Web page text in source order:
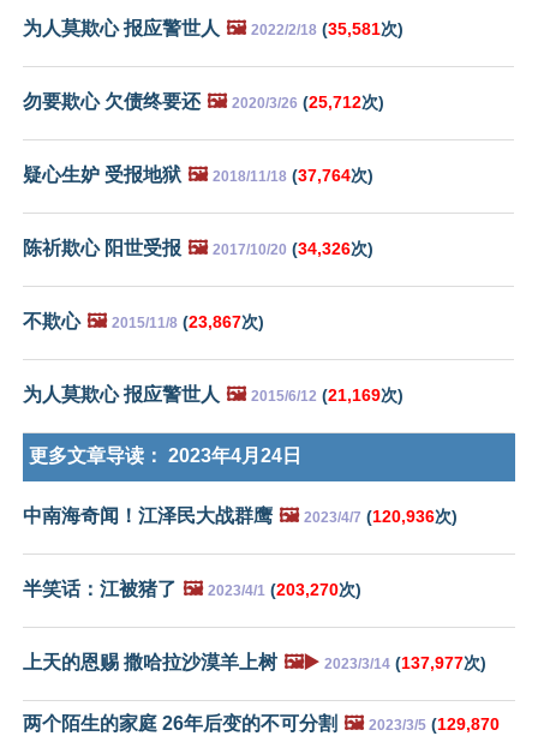
为人莫欺心 报应警世人 🖼️ 2022/2/18 (35,581次)
勿要欺心 欠债终要还 🖼️ 2020/3/26 (25,712次)
疑心生妒 受报地狱 🖼️ 2018/11/18 (37,764次)
陈祈欺心 阳世受报 🖼️ 2017/10/20 (34,326次)
不欺心 🖼️ 2015/11/8 (23,867次)
为人莫欺心 报应警世人 🖼️ 2015/6/12 (21,169次)
更多文章导读： 2023年4月24日
中南海奇闻！江泽民大战群鹰 🖼️ 2023/4/7 (120,936次)
半笑话：江被猪了 🖼️ 2023/4/1 (203,270次)
上天的恩赐 撒哈拉沙漠羊上树 🖼️▶️ 2023/3/14 (137,977次)
两个陌生的家庭 26年后变的不可分割 🖼️ 2023/3/5 (129,870